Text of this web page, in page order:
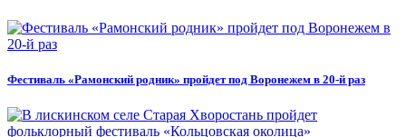
Фестиваль «Рамонский родник» пройдет под Воронежем в 20-й раз